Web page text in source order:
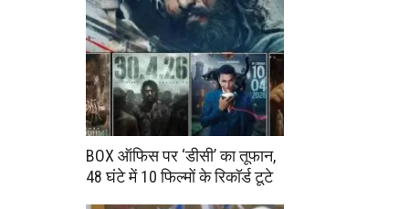
BOX ऑफिस पर ‘डीसी’ का तूफान,
48 घंटे में 10 फिल्मों के रिकॉर्ड टूटे